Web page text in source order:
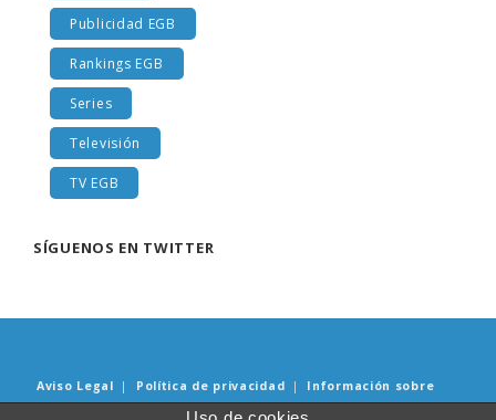
Publicidad EGB
Rankings EGB
Series
Televisión
TV EGB
SÍGUENOS EN TWITTER
Aviso Legal | Política de privacidad |
Información sobre
Cookies